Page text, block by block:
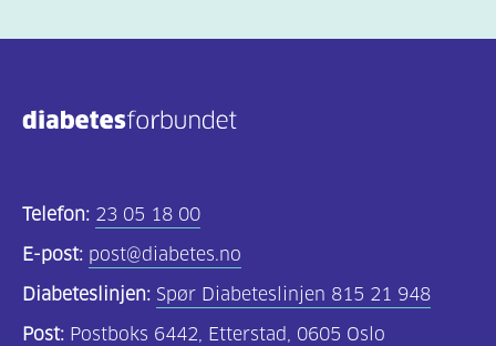
Telefon: 23 05 18 00
E-post: post@diabetes.no
Diabeteslinjen: Spør Diabeteslinjen 815 21 948
Post: Postboks 6442, Etterstad, 0605 Oslo